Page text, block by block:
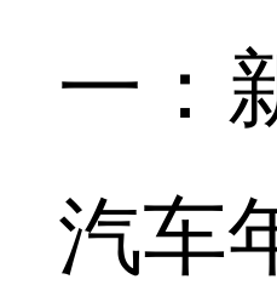
一：
汽车